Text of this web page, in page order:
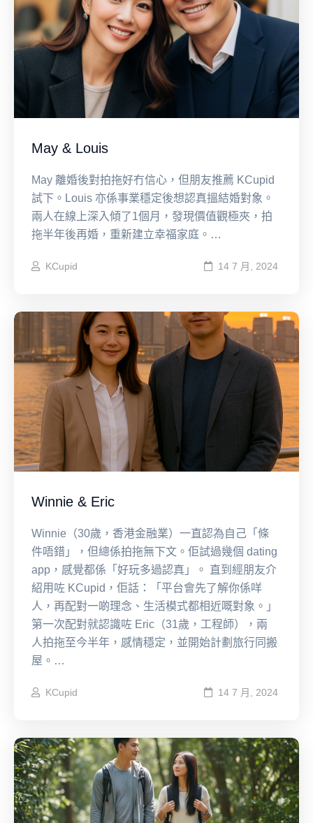
May & Louis
May 離婚後對拍拖好冇信心，但朋友推薦 KCupid
試下。Louis 亦係事業穩定後想認真搵結婚對象。
兩人在線上深入傾了1個月，發現價值觀極夾，拍
拖半年後再婚，重新建立幸福家庭。…
KCupid 14 7 月, 2024
Winnie & Eric
Winnie（30歲，香港金融業）一直認為自己「條
件唔錯」，但總係拍拖無下文。佢試過幾個 dating
app，感覺都係「好玩多過認真」。 直到經朋友介
紹用咗 KCupid，佢話：「平台會先了解你係咩
人，再配對一啲理念、生活模式都相近嘅對象。」
第一次配對就認識咗 Eric（31歲，工程師），兩
人拍拖至今半年，感情穩定，並開始計劃旅行同搬
屋。…
KCupid 14 7 月, 2024